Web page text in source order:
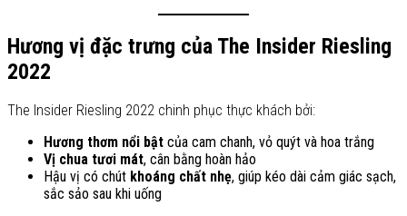
Hương vị đặc trưng của The Insider Riesling
2022
The Insider Riesling 2022 chinh phục thực khách bởi:
Hương thơm nổi bật của cam chanh, vỏ quýt và hoa trắng
Vị chua tươi mát, cân bằng hoàn hảo
Hậu vị có chút khoáng chất nhẹ, giúp kéo dài cảm giác sạch,
sắc sảo sau khi uống